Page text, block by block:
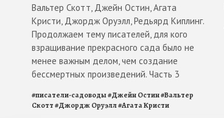
Вальтер Скотт, Джейн Остин, Агата
Кристи, Джордж Оруэлл, Редьярд Киплинг.
Продолжаем тему писателей, для кого
взращивание прекрасного сада было не
менее важным делом, чем создание
бессмертных произведений. Часть 3
#писатели-садоводы#Джейн Остин#Вальтер
Скотт#Джордж Оруэлл#Агата Кристи